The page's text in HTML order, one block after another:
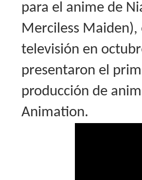
para el anime de
Merciless
televisión en
presentaron el
producción de
Animation.